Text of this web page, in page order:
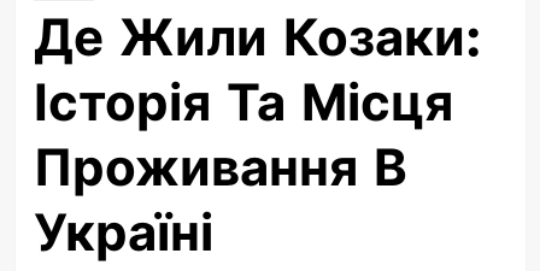
Де Жили Козаки:
Історія Та Місця
Проживання В
Україні